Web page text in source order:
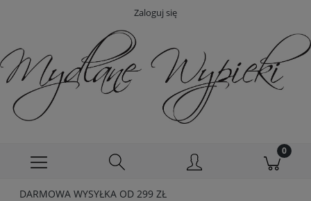
Zaloguj się
DARMOWA WYSYŁKA OD 299 ZŁ